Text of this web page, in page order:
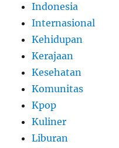
Indonesia
Internasional
Kehidupan
Kerajaan
Kesehatan
Komunitas
Kpop
Kuliner
Liburan